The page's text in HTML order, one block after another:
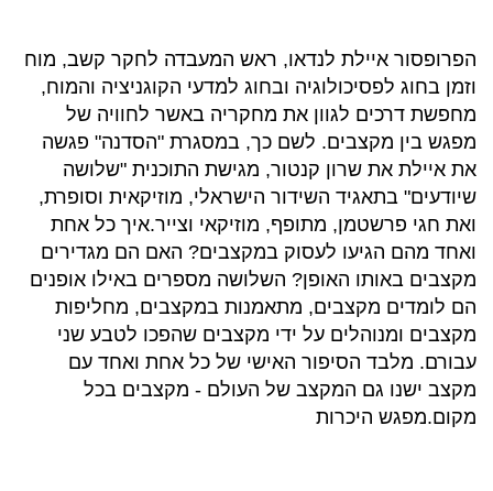
הפרופסור איילת לנדאו, ראש המעבדה לחקר קשב, מוח
וזמן בחוג לפסיכולוגיה ובחוג למדעי הקוגניציה והמוח,
מחפשת דרכים לגוון את מחקריה באשר לחוויה של
מפגש בין מקצבים. לשם כך, במסגרת "הסדנה" פגשה
את איילת את שרון קנטור, מגישת התוכנית "שלושה
שיודעים" בתאגיד השידור הישראלי, מוזיקאית וסופרת,
ואת חגי פרשטמן, מתופף, מוזיקאי וצייר.איך כל אחת
ואחד מהם הגיעו לעסוק במקצבים? האם הם מגדירים
מקצבים באותו האופן? השלושה מספרים באילו אופנים
הם לומדים מקצבים, מתאמנות במקצבים, מחליפות
מקצבים ומנוהלים על ידי מקצבים שהפכו לטבע שני
עבורם. מלבד הסיפור האישי של כל אחת ואחד עם
מקצב ישנו גם המקצב של העולם - מקצבים בכל
מקום.מפגש היכרות